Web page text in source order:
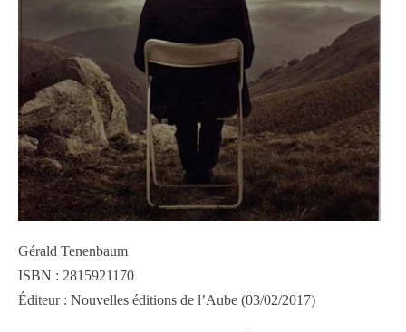
Gérald Tenenbaum
ISBN : 2815921170
Éditeur : Nouvelles éditions de l’Aube (03/02/2017)